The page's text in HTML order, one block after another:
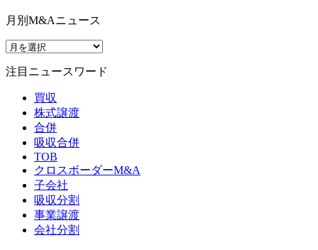
月別M&Aニュース
注目ニュースワード
買収
株式譲渡
合併
吸収合併
TOB
クロスボーダーM&A
子会社
吸収分割
事業譲渡
会社分割